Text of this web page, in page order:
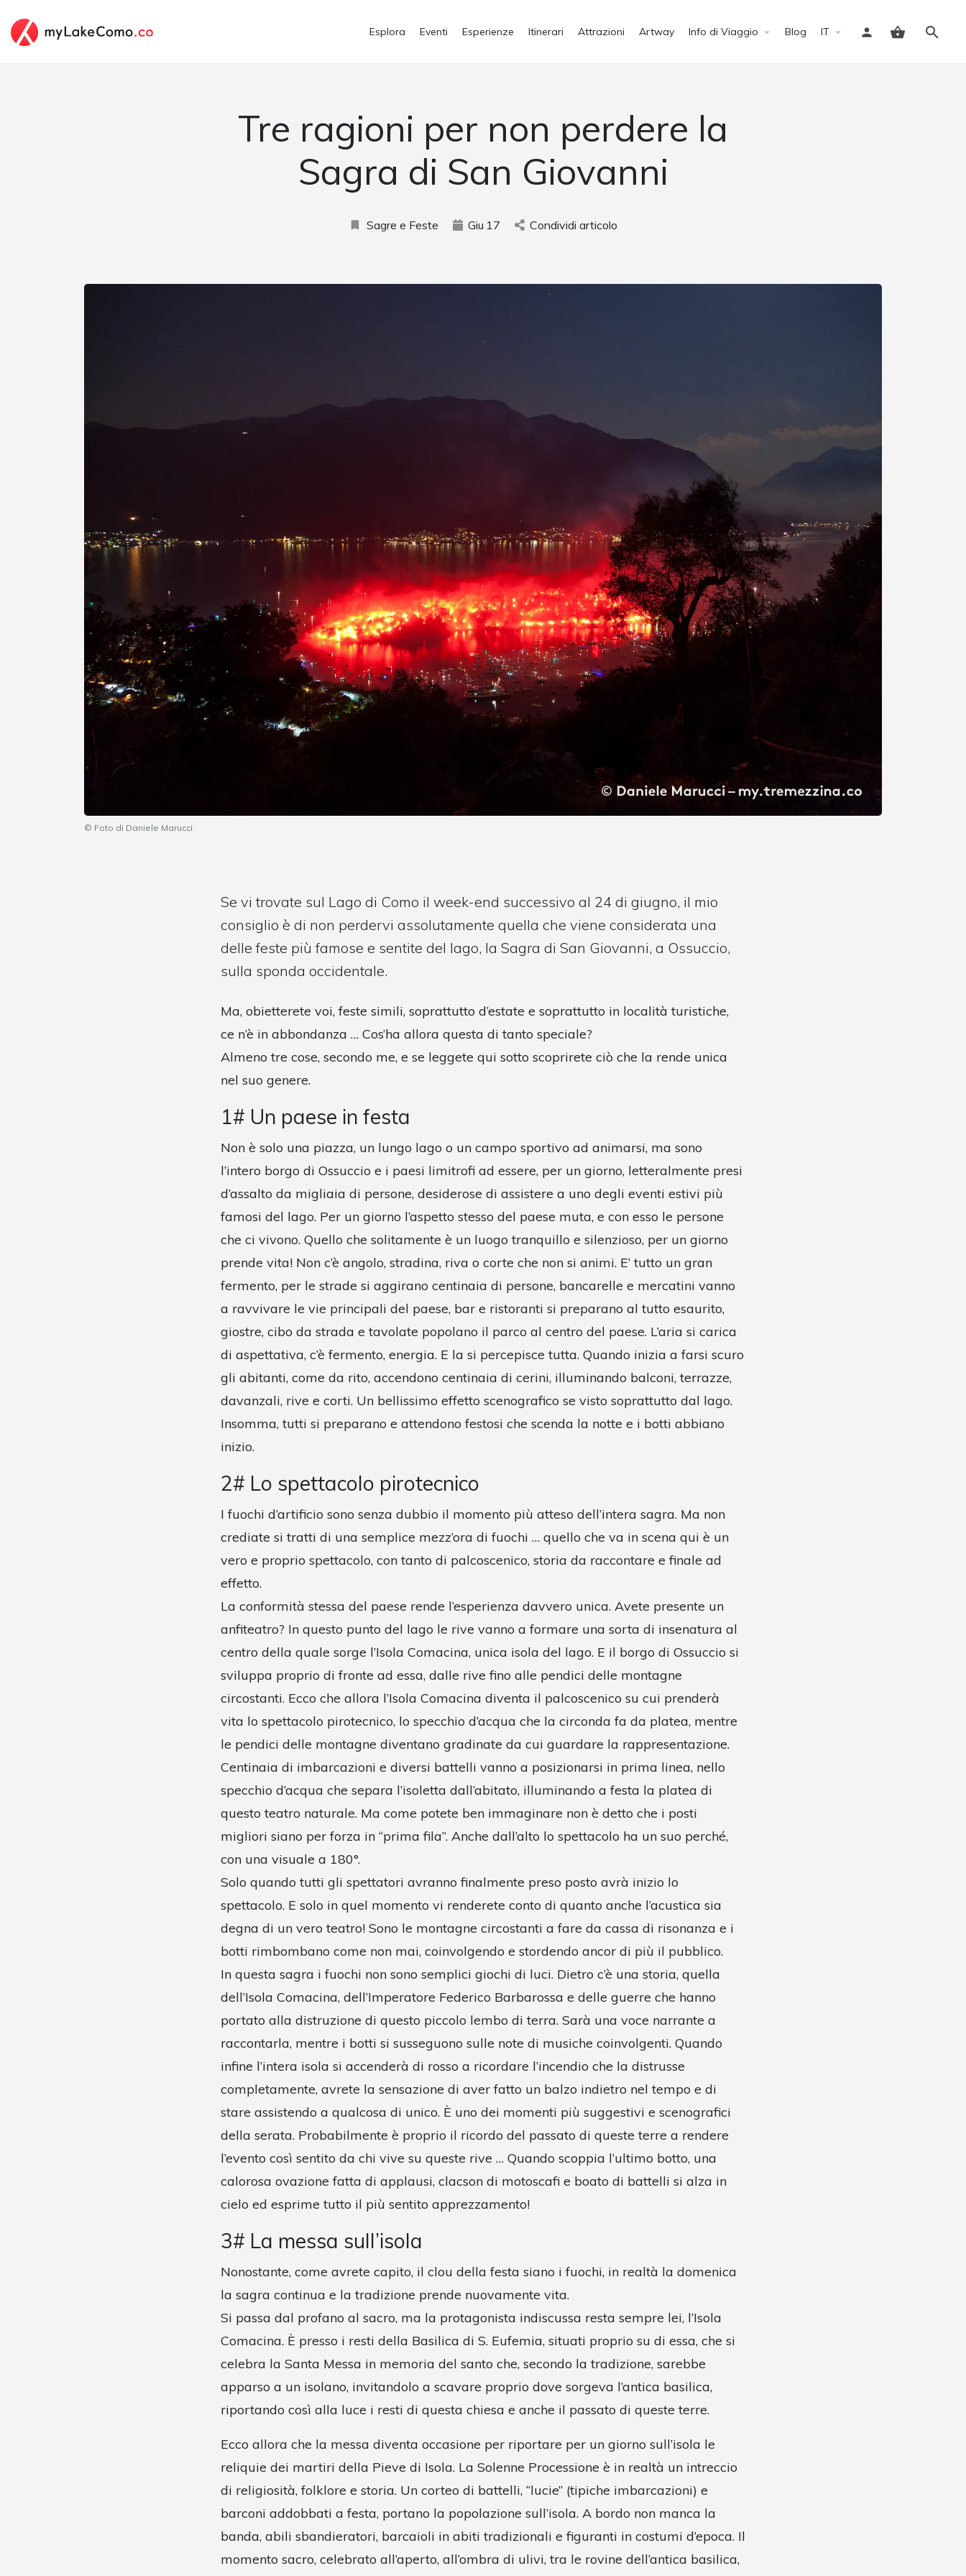
Esplora Eventi Esperienze Itinerari Attrazioni Artway Info di Viaggio Blog IT
Accedi
Tre ragioni per non perdere la
Sagra di San Giovanni
Sagre e Feste Giu 17 Condividi articolo
© Foto di Daniele Marucci
Se vi trovate sul Lago di Como il week-end successivo al 24 di giugno, il mio
consiglio è di non perdervi assolutamente quella che viene considerata una
delle feste più famose e sentite del lago, la Sagra di San Giovanni, a Ossuccio,
sulla sponda occidentale.
Ma, obietterete voi, feste simili, soprattutto d’estate e soprattutto in località turistiche,
ce n’è in abbondanza … Cos’ha allora questa di tanto speciale?
Almeno tre cose, secondo me, e se leggete qui sotto scoprirete ciò che la rende unica
nel suo genere.
1# Un paese in festa
Non è solo una piazza, un lungo lago o un campo sportivo ad animarsi, ma sono
l’intero borgo di Ossuccio e i paesi limitrofi ad essere, per un giorno, letteralmente presi
d’assalto da migliaia di persone, desiderose di assistere a uno degli eventi estivi più
famosi del lago. Per un giorno l’aspetto stesso del paese muta, e con esso le persone
che ci vivono. Quello che solitamente è un luogo tranquillo e silenzioso, per un giorno
prende vita! Non c’è angolo, stradina, riva o corte che non si animi. E’ tutto un gran
fermento, per le strade si aggirano centinaia di persone, bancarelle e mercatini vanno
a ravvivare le vie principali del paese, bar e ristoranti si preparano al tutto esaurito,
giostre, cibo da strada e tavolate popolano il parco al centro del paese. L’aria si carica
di aspettativa, c’è fermento, energia. E la si percepisce tutta. Quando inizia a farsi scuro
gli abitanti, come da rito, accendono centinaia di cerini, illuminando balconi, terrazze,
davanzali, rive e corti. Un bellissimo effetto scenografico se visto soprattutto dal lago.
Insomma, tutti si preparano e attendono festosi che scenda la notte e i botti abbiano
inizio.
2# Lo spettacolo pirotecnico
I fuochi d’artificio sono senza dubbio il momento più atteso dell’intera sagra. Ma non
crediate si tratti di una semplice mezz’ora di fuochi … quello che va in scena qui è un
vero e proprio spettacolo, con tanto di palcoscenico, storia da raccontare e finale ad
effetto.
La conformità stessa del paese rende l’esperienza davvero unica. Avete presente un
anfiteatro? In questo punto del lago le rive vanno a formare una sorta di insenatura al
centro della quale sorge l’Isola Comacina, unica isola del lago. E il borgo di Ossuccio si
sviluppa proprio di fronte ad essa, dalle rive fino alle pendici delle montagne
circostanti. Ecco che allora l’Isola Comacina diventa il palcoscenico su cui prenderà
vita lo spettacolo pirotecnico, lo specchio d’acqua che la circonda fa da platea, mentre
le pendici delle montagne diventano gradinate da cui guardare la rappresentazione.
Centinaia di imbarcazioni e diversi battelli vanno a posizionarsi in prima linea, nello
specchio d’acqua che separa l’isoletta dall’abitato, illuminando a festa la platea di
questo teatro naturale. Ma come potete ben immaginare non è detto che i posti
migliori siano per forza in “prima fila”. Anche dall’alto lo spettacolo ha un suo perché,
con una visuale a 180°.
Solo quando tutti gli spettatori avranno finalmente preso posto avrà inizio lo
spettacolo. E solo in quel momento vi renderete conto di quanto anche l’acustica sia
degna di un vero teatro! Sono le montagne circostanti a fare da cassa di risonanza e i
botti rimbombano come non mai, coinvolgendo e stordendo ancor di più il pubblico.
In questa sagra i fuochi non sono semplici giochi di luci. Dietro c’è una storia, quella
dell’Isola Comacina, dell’Imperatore Federico Barbarossa e delle guerre che hanno
portato alla distruzione di questo piccolo lembo di terra. Sarà una voce narrante a
raccontarla, mentre i botti si susseguono sulle note di musiche coinvolgenti. Quando
infine l’intera isola si accenderà di rosso a ricordare l’incendio che la distrusse
completamente, avrete la sensazione di aver fatto un balzo indietro nel tempo e di
stare assistendo a qualcosa di unico. È uno dei momenti più suggestivi e scenografici
della serata. Probabilmente è proprio il ricordo del passato di queste terre a rendere
l’evento così sentito da chi vive su queste rive … Quando scoppia l’ultimo botto, una
calorosa ovazione fatta di applausi, clacson di motoscafi e boato di battelli si alza in
cielo ed esprime tutto il più sentito apprezzamento!
3# La messa sull’isola
Nonostante, come avrete capito, il clou della festa siano i fuochi, in realtà la domenica
la sagra continua e la tradizione prende nuovamente vita.
Si passa dal profano al sacro, ma la protagonista indiscussa resta sempre lei, l’Isola
Comacina. È presso i resti della Basilica di S. Eufemia, situati proprio su di essa, che si
celebra la Santa Messa in memoria del santo che, secondo la tradizione, sarebbe
apparso a un isolano, invitandolo a scavare proprio dove sorgeva l’antica basilica,
riportando così alla luce i resti di questa chiesa e anche il passato di queste terre.
Ecco allora che la messa diventa occasione per riportare per un giorno sull’isola le
reliquie dei martiri della Pieve di Isola. La Solenne Processione è in realtà un intreccio
di religiosità, folklore e storia. Un corteo di battelli, “lucie” (tipiche imbarcazioni) e
barconi addobbati a festa, portano la popolazione sull’isola. A bordo non manca la
banda, abili sbandieratori, barcaioli in abiti tradizionali e figuranti in costumi d’epoca. Il
momento sacro, celebrato all’aperto, all’ombra di ulivi, tra le rovine dell’antica basilica,